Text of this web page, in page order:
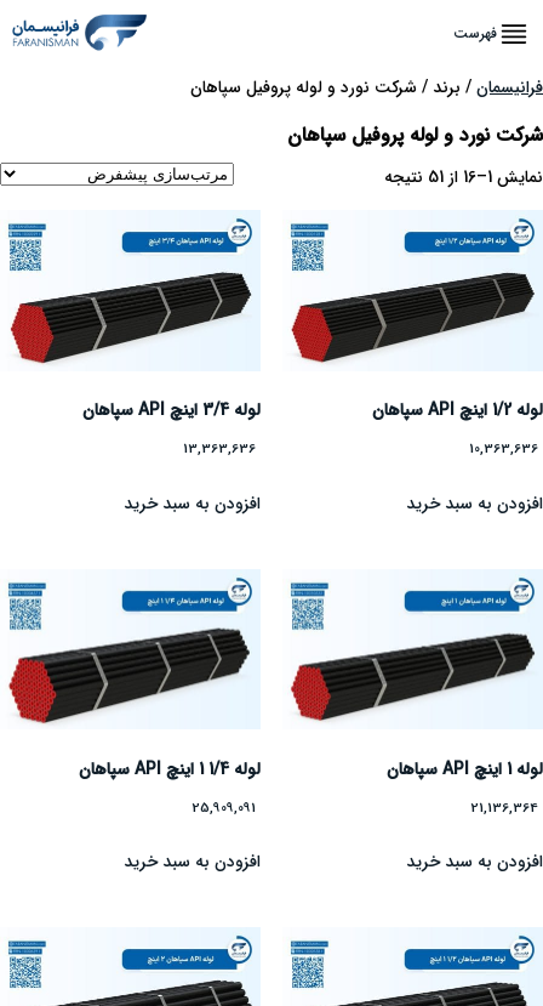
فهرست
فرانیسمان/ برند / شرکت نورد و لوله پروفیل سپاهان
شرکت نورد و لوله پروفیل سپاهان
نمایش 1–16 از 51 نتیجه
لوله 1/2 اینچ API سپاهان
10,363,636
افزودن به سبد خرید
لوله 3/4 اینچ API سپاهان
13,363,636
افزودن به سبد خرید
لوله 1 اینچ API سپاهان
21,136,364
افزودن به سبد خرید
لوله 1/4 1 اینچ API سپاهان
25,909,091
افزودن به سبد خرید